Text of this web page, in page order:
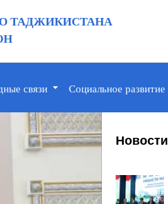
ТАДЖИКИСТАНА
связи Социальное развитие
Новости